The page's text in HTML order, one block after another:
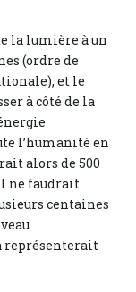
la lumière à un
(ordre de
et le
à côté de la
l’humanité en
alors de 500
ne faudrait
centaines
représenterait